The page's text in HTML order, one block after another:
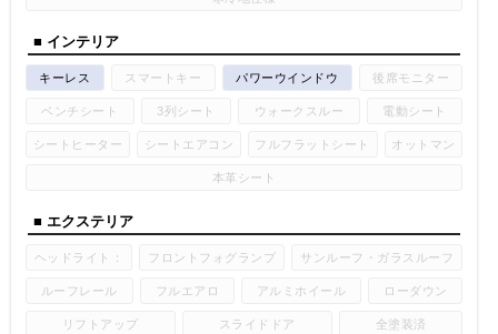
■ インテリア
キーレス スマートキー パワーウインドウ 後席モニター
ベンチシート 3列シート ウォークスルー 電動シート
シートヒーター シートエアコン フルフラットシート オットマン
本革シート
■ エクステリア
ヘッドライト： フロントフォグランプ サンルーフ・ガラスルーフ
ルーフレール フルエアロ アルミホイール ローダウン
リフトアップ スライドドア 全塗装済